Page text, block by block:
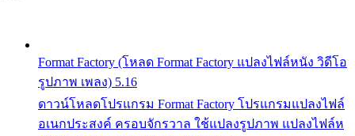
Format Factory (โหลด Format Factory แปลงไฟล์หนัง วิดีโอ
รูปภาพ เพลง) 5.16
ดาวน์โหลดโปรแกรม Format Factory โปรแกรมแปลงไฟล์
อเนกประสงค์ ครอบจักรวาล ใช้แปลงรูปภาพ แปลงไฟล์ห